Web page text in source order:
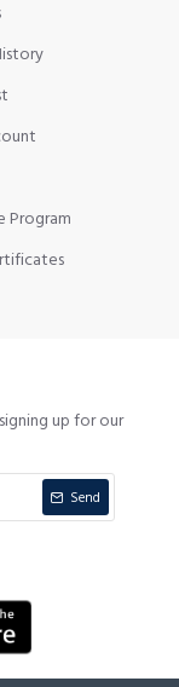
Program
up for our
Send